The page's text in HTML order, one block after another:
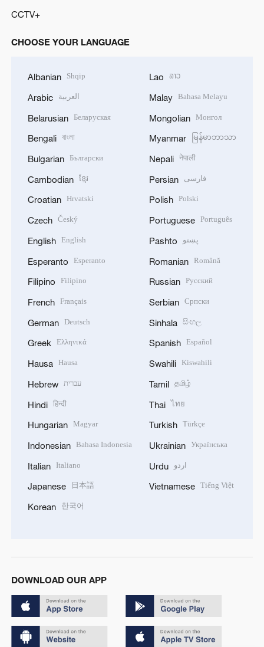
CCTV+
CHOOSE YOUR LANGUAGE
Albanian Shqip
Arabic العربية
Belarusian Беларуская
Bengali বাংলা
Bulgarian Български
Cambodian ខ្មែរ
Croatian Hrvatski
Czech Český
English English
Esperanto Esperanto
Filipino Filipino
French Français
German Deutsch
Greek Ελληνικά
Hausa Hausa
Hebrew עברית
Hindi हिन्दी
Hungarian Magyar
Indonesian Bahasa Indonesia
Italian Italiano
Japanese 日本語
Korean 한국어
Lao ລາວ
Malay Bahasa Melayu
Mongolian Монгол
Myanmar မြန်မာဘာသာ
Nepali नेपाली
Persian فارسی
Polish Polski
Portuguese Português
Pashto پښتو
Romanian Română
Russian Русский
Serbian Српски
Sinhala සිංහල
Spanish Español
Swahili Kiswahili
Tamil தமிழ்
Thai ไทย
Turkish Türkçe
Ukrainian Українська
Urdu اردو
Vietnamese Tiếng Việt
DOWNLOAD OUR APP